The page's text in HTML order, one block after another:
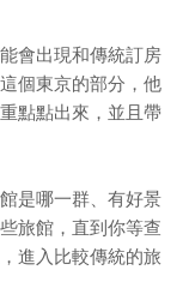
會出現和傳統訂房
個東京的部分，他
點點出來，並且帶
是哪一群、有好景
旅館，直到你等查
進入比較傳統的旅